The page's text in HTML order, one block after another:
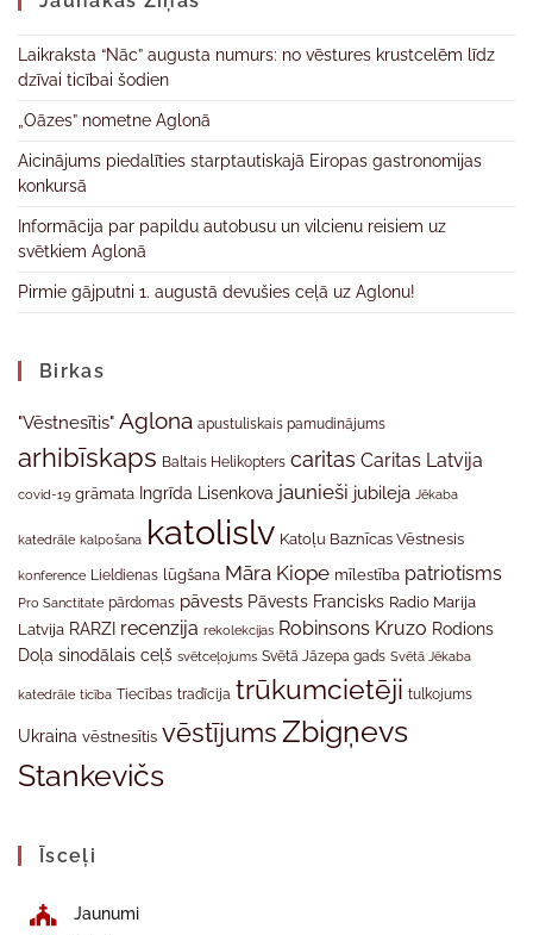
Laikraksta “Nāc” augusta numurs: no vēstures krustcelēm līdz
dzīvai ticībai šodien
„Oāzes” nometne Aglonā
Aicinājums piedalīties starptautiskajā Eiropas gastronomijas
konkursā
Informācija par papildu autobusu un vilcienu reisiem uz
svētkiem Aglonā
Pirmie gājputni 1. augustā devušies ceļā uz Aglonu!
Birkas
"Vēstnesītis" Aglona apustuliskais pamudinājums
arhibīskaps Baltais Helikopters caritas Caritas Latvija
covid-19 grāmata Ingrīda Lisenkova jaunieši jubileja Jēkaba
katedrāle kalpošana katolislv Katoļu Baznīcas Vēstnesis
konference Lieldienas lūgšana Māra Kiope mīlestība patriotisms
Pro Sanctitate pārdomas pāvests Pāvests Francisks Radio Marija
Latvija RARZI recenzija rekolekcijas Robinsons Kruzo Rodions
Doļa sinodālais ceļš svētceļojums Svētā Jāzepa gads Svētā Jēkaba
katedrāle ticība Tiecības tradīcija trūkumcietēji tulkojums
Ukraina vēstnesītis vēstījumsZbigņevs
Stankevičs
Īsceļi
Jaunumi